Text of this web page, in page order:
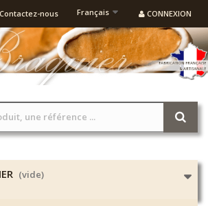
CONNEXION
Français
Contactez-nous
(vide)